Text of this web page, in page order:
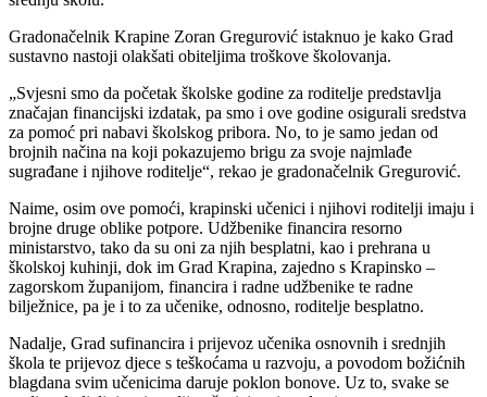
Gradonačelnik Krapine Zoran Gregurović istaknuo je kako Grad
sustavno nastoji olakšati obiteljima troškove školovanja.
„Svjesni smo da početak školske godine za roditelje predstavlja
značajan financijski izdatak, pa smo i ove godine osigurali sredstva
za pomoć pri nabavi školskog pribora. No, to je samo jedan od
brojnih načina na koji pokazujemo brigu za svoje najmlađe
sugrađane i njihove roditelje“, rekao je gradonačelnik Gregurović.
Naime, osim ove pomoći, krapinski učenici i njihovi roditelji imaju i
brojne druge oblike potpore. Udžbenike financira resorno
ministarstvo, tako da su oni za njih besplatni, kao i prehrana u
školskoj kuhinji, dok im Grad Krapina, zajedno s Krapinsko –
zagorskom županijom, financira i radne udžbenike te radne
bilježnice, pa je i to za učenike, odnosno, roditelje besplatno.
Nadalje, Grad sufinancira i prijevoz učenika osnovnih i srednjih
škola te prijevoz djece s teškoćama u razvoju, a povodom božićnih
blagdana svim učenicima daruje poklon bonove. Uz to, svake se